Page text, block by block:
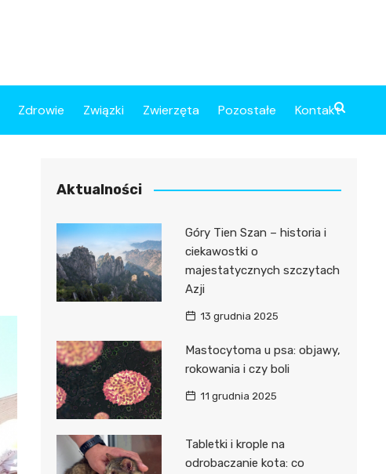
Zdrowie Związki Zwierzęta Pozostałe Kontakt
Aktualności
Góry Tien Szan – historia i
ciekawostki o
majestatycznych szczytach
Azji
13 grudnia 2025
Mastocytoma u psa: objawy,
rokowania i czy boli
11 grudnia 2025
Tabletki i krople na
odrobaczanie kota: co